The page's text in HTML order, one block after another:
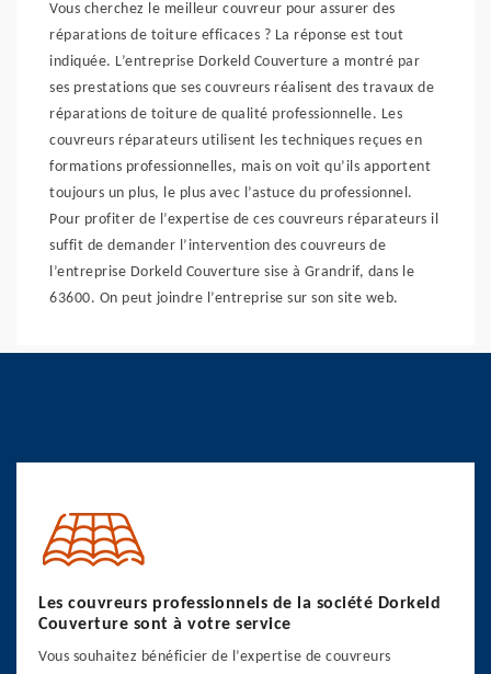
Vous cherchez le meilleur couvreur pour assurer des
réparations de toiture efficaces ? La réponse est tout
indiquée. L’entreprise Dorkeld Couverture a montré par
ses prestations que ses couvreurs réalisent des travaux de
réparations de toiture de qualité professionnelle. Les
couvreurs réparateurs utilisent les techniques reçues en
formations professionnelles, mais on voit qu’ils apportent
toujours un plus, le plus avec l’astuce du professionnel.
Pour profiter de l’expertise de ces couvreurs réparateurs il
suffit de demander l’intervention des couvreurs de
l’entreprise Dorkeld Couverture sise à Grandrif, dans le
63600. On peut joindre l’entreprise sur son site web.
Les couvreurs professionnels de la société Dorkeld
Couverture sont à votre service
Vous souhaitez bénéficier de l’expertise de couvreurs